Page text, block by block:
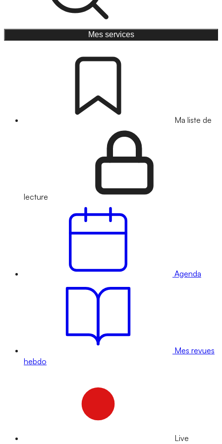
Mes services
Ma liste de
lecture
Agenda
Mes revues
hebdo
Live